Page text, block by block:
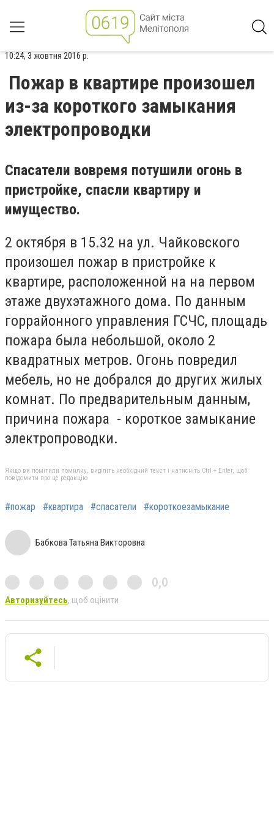
10:24, 3 жовтня 2016 р.
Пожар в квартире произошел
из-за короткого замыкания
электропроводки
Спасатели вовремя потушили огонь в
пристройке, спасли квартиру и
имущество.
2 октября в 15.32 на ул. Чайковского
произошел пожар в пристройке к
квартире, расположенной на на первом
этаже двухэтажного дома. По данным
горрайонного управления ГСЧС, площадь
пожара была небольшой, около 2
квадратных метров. Огонь повредил
мебель, но не добрался до других жилых
комнат. По предварительным данным,
причина пожара - короткое замыкание
электропроводки.
Якщо ви помітили помилку, виділіть необхідний текст і натисніть Ctrl + Enter, щоб
повідомити про це редакцію
#пожар #квартира #спасатели #короткоезамыкание
Бабкова Татьяна Викторовна
0,0
Авторизуйтесь, щоб оцінити